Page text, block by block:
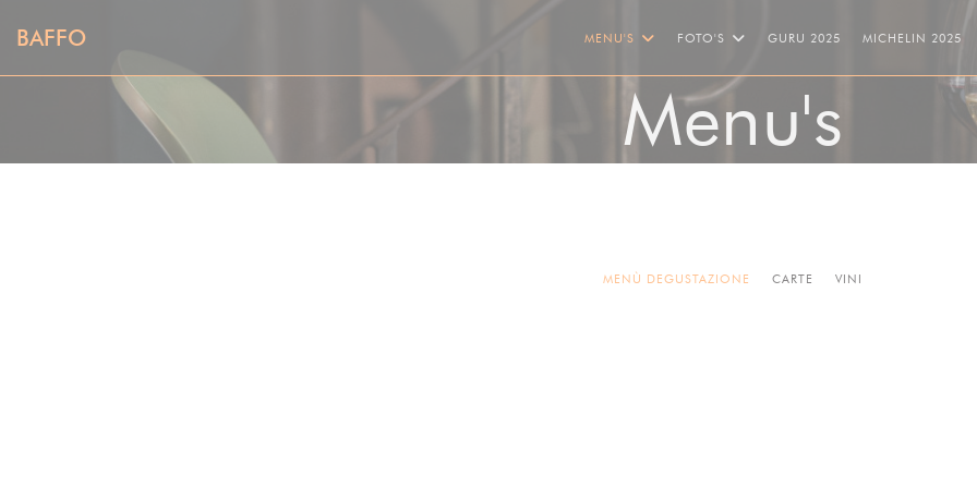
BAFFO MENU'S FOTO'S GURU 2025 ((OPENT IN EEN
MICHELIN 2025
Menu's
MENÙ DEGUSTAZIONE CARTE VINI